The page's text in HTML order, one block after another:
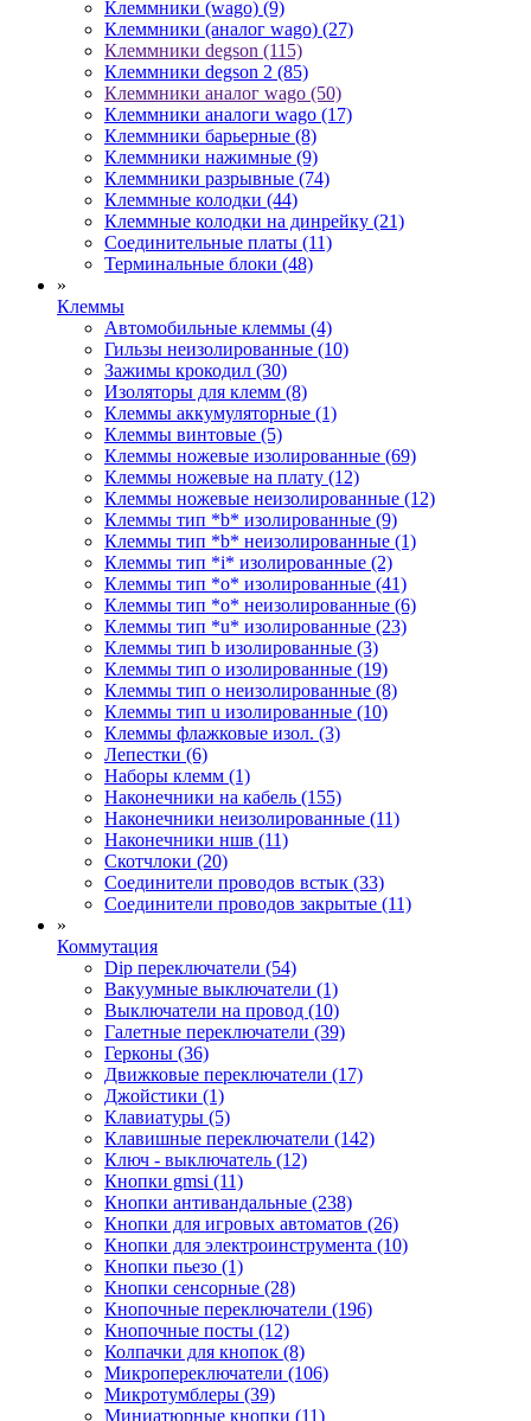
Клеммники (wago) (9)
Клеммники (аналог wago) (27)
Клеммники degson (115)
Клеммники degson 2 (85)
Клеммники аналог wago (50)
Клеммники аналоги wago (17)
Клеммники барьерные (8)
Клеммники нажимные (9)
Клеммники разрывные (74)
Клеммные колодки (44)
Клеммные колодки на динрейку (21)
Соединительные платы (11)
Терминальные блоки (48)
»
Клеммы
Автомобильные клеммы (4)
Гильзы неизолированные (10)
Зажимы крокодил (30)
Изоляторы для клемм (8)
Клеммы аккумуляторные (1)
Клеммы винтовые (5)
Клеммы ножевые изолированные (69)
Клеммы ножевые на плату (12)
Клеммы ножевые неизолированные (12)
Клеммы тип *b* изолированные (9)
Клеммы тип *b* неизолированные (1)
Клеммы тип *i* изолированные (2)
Клеммы тип *o* изолированные (41)
Клеммы тип *o* неизолированные (6)
Клеммы тип *u* изолированные (23)
Клеммы тип b изолированные (3)
Клеммы тип o изолированные (19)
Клеммы тип o неизолированные (8)
Клеммы тип u изолированные (10)
Клеммы флажковые изол. (3)
Лепестки (6)
Наборы клемм (1)
Наконечники на кабель (155)
Наконечники неизолированные (11)
Наконечники ншв (11)
Скотчлоки (20)
Соединители проводов встык (33)
Соединители проводов закрытые (11)
»
Коммутация
Dip переключатели (54)
Вакуумные выключатели (1)
Выключатели на провод (10)
Галетные переключатели (39)
Герконы (36)
Движковые переключатели (17)
Джойстики (1)
Клавиатуры (5)
Клавишные переключатели (142)
Ключ - выключатель (12)
Кнопки gmsi (11)
Кнопки антивандальные (238)
Кнопки для игровых автоматов (26)
Кнопки для электроинструмента (10)
Кнопки пьезо (1)
Кнопки сенсорные (28)
Кнопочные переключатели (196)
Кнопочные посты (12)
Колпачки для кнопок (8)
Микропереключатели (106)
Микротумблеры (39)
Миниатюрные кнопки (11)